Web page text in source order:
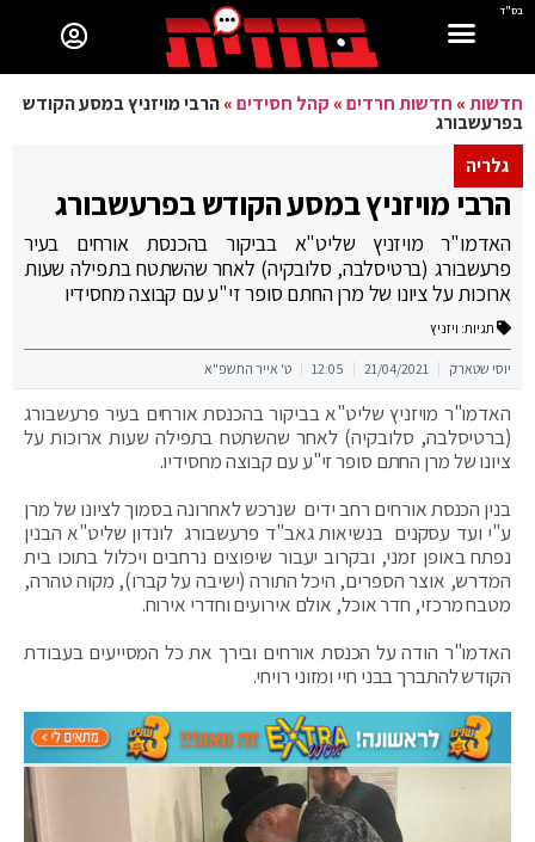
בס"ד
חדשות» חדשות חרדים» קהל חסידים»הרבי מויזניץ במסע הקודש
בפרעשבורג
גלריה
הרבי מויזניץ במסע הקודש בפרעשבורג
האדמו"ר מויזניץ שליט"א בביקור בהכנסת אורחים בעיר
פרעשבורג (ברטיסלבה, סלובקיה) לאחר שהשתטח בתפילה שעות
ארוכות על ציונו של מרן החתם סופר זי"ע עם קבוצה מחסידיו
תגיות: ויזניץ
יוסי שטארק 21/04/2021
12:05 ט' אייר התשפ"א
האדמו"ר מויזניץ שליט"א בביקור בהכנסת אורחים בעיר פרעשבורג
(ברטיסלבה, סלובקיה) לאחר שהשתטח בתפילה שעות ארוכות על
ציונו של מרן החתם סופר זי"ע עם קבוצה מחסידיו.
בנין הכנסת אורחים רחב ידים שנרכש לאחרונה בסמוך לציונו של מרן
ע"י ועד עסקנים בנשיאות גאב"ד פרעשבורג לונדון שליט"א הבנין
נפתח באופן זמני, ובקרוב יעבור שיפוצים נרחבים ויכלול בתוכו בית
המדרש, אוצר הספרים, היכל התורה (ישיבה על קברו), מקוה טהרה,
מטבח מרכזי, חדר אוכל, אולם אירועים וחדרי אירוח.
האדמו"ר הודה על הכנסת אורחים ובירך את כל המסייעים בעבודת
הקודש להתברך בבני חיי ומזוני רויחי.